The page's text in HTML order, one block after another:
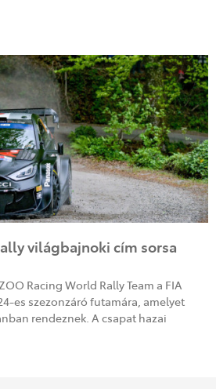
világbajnoki cím sorsa
Racing World Rally Team a FIA
es szezonzáró futamára, amelyet
rendeznek. A csapat hazai